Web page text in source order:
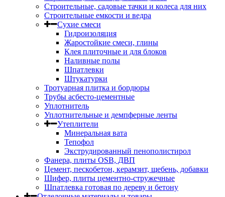
Строительные, садовые тачки и колеса для них
Строительные емкости и ведра
Сухие смеси
Гидроизоляция
Жаростойкие смеси, глины
Клея плиточные и для блоков
Наливные полы
Шпатлевки
Штукатурки
Тротуарная плитка и бордюры
Трубы асбесто-цементные
Уплотнитель
Уплотнительные и демпферные ленты
Утеплители
Минеральная вата
Тепофол
Экструдированный пенополистирол
Фанера, плиты OSB, ДВП
Цемент, пескобетон, керамзит, щебень, добавки
Шифер, плиты цементно-стружечные
Шпатлевка готовая по дереву и бетону